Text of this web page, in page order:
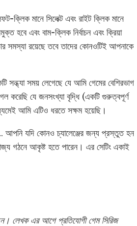
ক্লিক মানে সিলেক্ট এবং রাইট ক্লিক মানে
হবে এবং বাম-ক্লিক নির্বাচন এবং ক্রিয়া
রয়েছে তবে তাদের কোনওটিই আপনাকে
সময় লেগেছে যে আমি গেমের বেশিরভাগ
করেছি যে জনসংখ্যা বৃদ্ধি (একটি গুরুত্বপূর্ণ
আমি এটিও ধরতে সক্ষম হয়েছি।
আপনি যদি কোনও চ্যালেঞ্জের জন্য প্রস্তুত হন
গঠনে আকৃষ্ট হতে পারেন। এর সেটিং একাই
লেখক এর আগে প্রতিযোগী গেম সিরিজ